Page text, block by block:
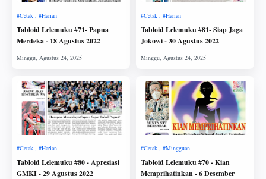
Tabloid Lelemuku #71- Papua
Merdeka - 18 Agustus 2022
Tabloid Lelemuku #81- Siap Jaga
Jokowi - 30 Agustus 2022
Tabloid Lelemuku #80 - Apresiasi
GMKI - 29 Agustus 2022
Tabloid Lelemuku #70 - Kian
Memprihatinkan - 6 Desember